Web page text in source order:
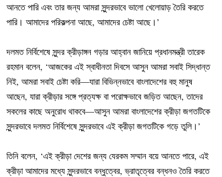
আনতে পারি এবং তার জন্য আমরা সুন্দরভাবে ভালো খেলোয়াড় তৈরি করতে
পারি। আমাদের পরিকল্পনা আছে, আমাদের চেষ্টা আছে।’
দলমত নির্বিশেষে সুন্দর ক্রীড়াঙ্গন গড়ার আহ্বান জানিয়ে প্রধানমন্ত্রী তারেক
রহমান বলেন, ‘আজকের এই স্বাধীনতা দিবসে আসুন আমরা সবাই সিদ্ধান্ত
নিই, আমরা সবাই চেষ্টা করি—যারা বিভিন্নভাবে বাংলাদেশের বহু মানুষ
আছেন, যারা ক্রীড়ার সঙ্গে প্রত্যক্ষ বা পরোক্ষভাবে জড়িত আছেন, তাদের
সকলের কাছে অনুরোধ থাকবে—আসুন আমরা বাংলাদেশের ক্রীড়া জগতটিকে
সুন্দরভাবে দলমত নির্বিশেষে সুন্দরভাবে এই ক্রীড়া জগতটিকে গড়ে তুলি।’
তিনি বলেন, ‘এই ক্রীড়া দেশের জন্য যেরকম সম্মান বয়ে আনতে পারে, এই
ক্রীড়া আমাদের মধ্যে সুন্দরভাবে বন্ধুত্বের, ভ্রাতৃত্বের বন্ধনও তৈরি করতে